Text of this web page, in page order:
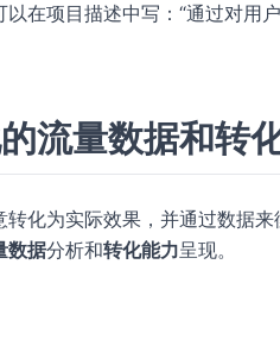
在项目描述中写：“通过对用
流量数据和转
化为实际效果，并通过数据
数据分析和转化能力呈现。